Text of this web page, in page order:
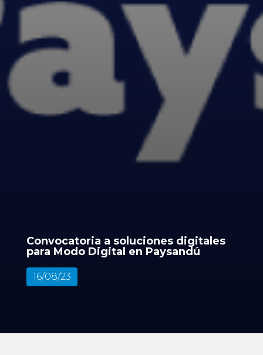
Convocatoria a soluciones digitales
para Modo Digital en Paysandú
16/08/23